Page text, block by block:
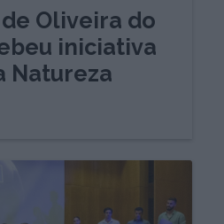
Oliveira do
iniciativa
Natureza